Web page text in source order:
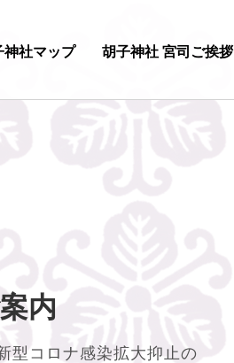
神社マップ 胡子神社 宮司ご挨拶
内
型コロナ感染拡大抑止の